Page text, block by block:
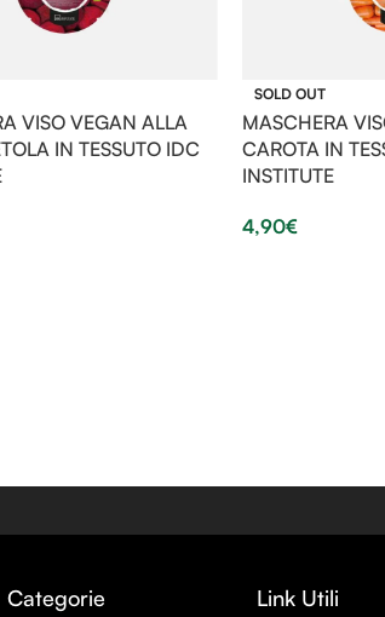
VISO VEGAN ALLA
IN TESSUTO IDC
SOLD OUT
MASCHERA
CAROTA IN
INSTITUTE
4,90€
Categorie Link Utili